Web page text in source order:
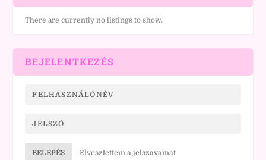
There are currently no listings to show.
BEJELENTKEZÉS
BELÉPÉS Elvesztettem a jelszavamat